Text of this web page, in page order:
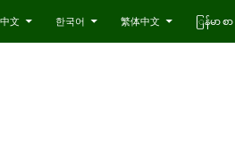
文 한국어 繁体中文 ြန်မာ စာ